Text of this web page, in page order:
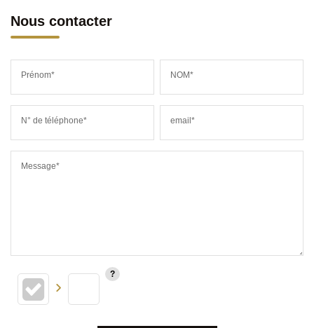
Nous contacter
Prénom* NOM*
N° de téléphone* email*
Message*